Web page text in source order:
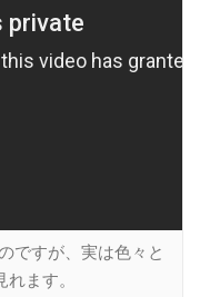
ですが、実は色々と
ます。